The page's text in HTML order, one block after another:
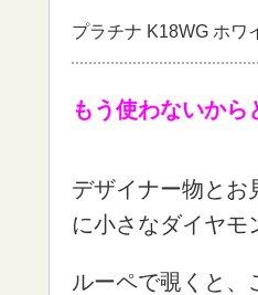
プラチナ K18WG ホワ
もう使わないから
デザイナー物とお
に小さなダイヤモ
ルーペで覗くと、